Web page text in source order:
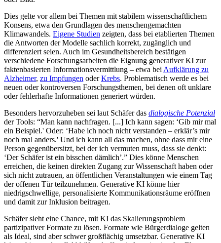
Dies gelte vor allem bei Themen mit stabilem wissenschaftlichem
Konsens, etwa den Grundlagen des menschengemachten
Klimawandels. Eigene Studien zeigten, dass bei etablierten Themen
die Antworten der Modelle sachlich korrekt, zugänglich und
differenziert seien. Auch im Gesundheitsbereich bestätigen
verschiedene Forschungsarbeiten die Eignung generativer KI zur
faktenbasierten Informationsvermittlung – etwa bei Aufklärung zu
Alzheimer, zu Impfungen oderKrebs. Problematisch werde es bei
neuen oder kontroversen Forschungsthemen, bei denen oft unklare
oder fehlerhafte Informationen generiert würden.
Besonders hervorzuheben sei laut Schäfer das dialogische Potenzial
der Tools: “Man kann nachfragen. [...] Ich kann sagen: ‘Gib mir mal
ein Beispiel.' Oder: ‘Habe ich noch nicht verstanden – erklär’s mir
noch mal anders.' Und ich kann all das machen, ohne dass mir eine
Person gegenübersitzt, bei der ich vermuten muss, dass sie denkt:
‘Der Schäfer ist ein bisschen dämlich’.” Dies könne Menschen
erreichen, die keinen direkten Zugang zur Wissenschaft haben oder
sich nicht zutrauen, an öffentlichen Veranstaltungen wie einem Tag
der offenen Tür teilzunehmen. Generative KI könne hier
niedrigschwellige, personalisierte Kommunikationsräume eröffnen
und damit zur Inklusion beitragen.
Schäfer sieht eine Chance, mit KI das Skalierungsproblem
partizipativer Formate zu lösen. Formate wie Bürgerdialoge gelten
als Ideal, sind aber schwer großflächig umsetzbar. Generative KI